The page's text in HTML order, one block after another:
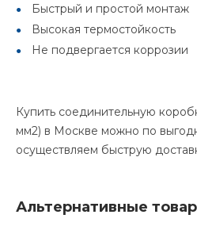
Быстрый и простой монтаж
Высокая термостойкость
Не подвергается коррозии
Купить соединительную
мм2) в Москве можно по
осуществляем быструю
Альтернативные